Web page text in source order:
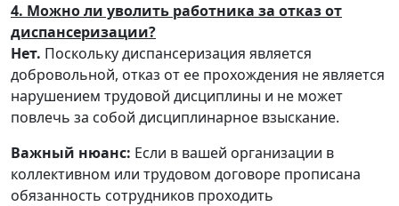
4. Можно ли уволить работника за отказ от
диспансеризации?
Нет. Поскольку диспансеризация является
добровольной, отказ от ее прохождения не является
нарушением трудовой дисциплины и не может
повлечь за собой дисциплинарное взыскание.
Важный нюанс: Если в вашей организации в
коллективном или трудовом договоре прописана
обязанность сотрудников проходить